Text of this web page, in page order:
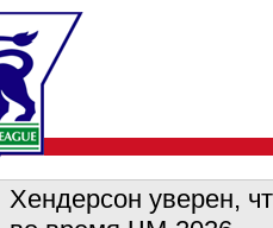
Хендерсон уверен,